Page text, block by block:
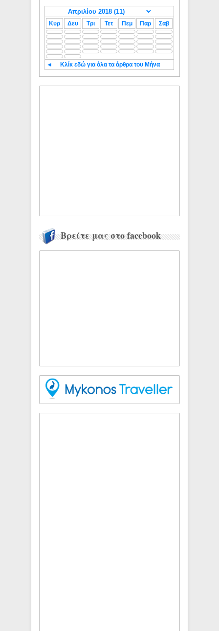
Κυρ Δευ Τρι Τετ Πεμ Παρ Σαβ
◄ Κλίκ εδώ για όλα τα άρθρα του Μήνα
Βρείτε μας στο facebook